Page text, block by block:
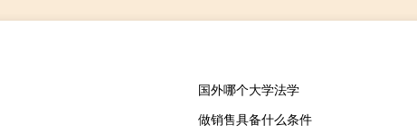
国外哪个大学法学
做销售具备什么条件